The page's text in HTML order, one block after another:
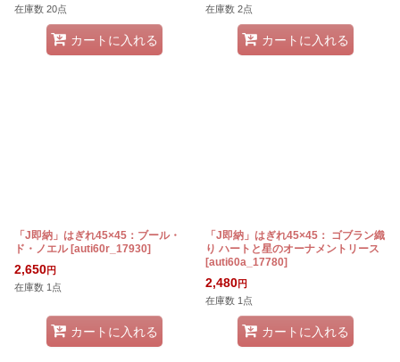
在庫数 20点
カートに入れる
在庫数 2点
カートに入れる
「J即納」はぎれ45×45：ブール・
ド・ノエル [auti60r_17930]
2,650円
在庫数 1点
カートに入れる
「J即納」はぎれ45×45： ゴブラン織
り ハートと星のオーナメントリース
[auti60a_17780]
2,480円
在庫数 1点
カートに入れる